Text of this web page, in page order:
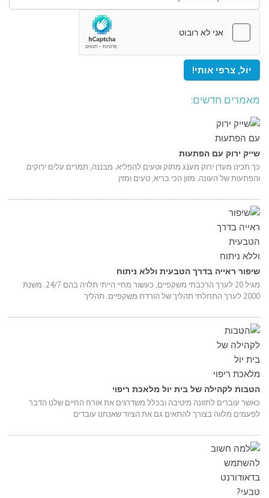
מאמרים חדשים:
שייק ירוק עם הפתעות
כך תכינו מעדן ירוק מענג מתוק וטעים להפליא. מבננה, תמרים עלים ירוקים
והפתעות של העונה. מזון הכי בריא, טעים ומזין
שיפור ראייה בדרך הטבעית וללא ניתוח
מגיל 20 לערך הרכבתי משקפיים, כעשור מחיי הייתי תלויה בהם 24/7. משנת
2000 לערך התחלתי תהליך של הורדת משקפיים. תהליך
הטבות לקהילה של בית יול מלאכת ריפוי
כאשר עוברים לתזונה מיטיבה ובכלל משדרגים את אורח החיים שלנו הדבר
לפעמים מלווה בצורך להתאים גם את הציוד שאנחנו עובדים